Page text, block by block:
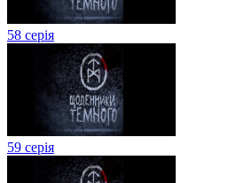
58 серія
59 серія